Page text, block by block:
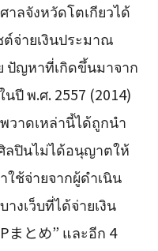
ลจังหวัดโตเกียวได้
จ่ายเงินประมาณ
ปัญหาที่เกิดขึ้นมาจาก
ปี พ.ศ. 2557 (2014)
วาดเหล่านี้ได้ถูกนำ
ลปินไม่ได้อนุญาตให้
ใช้จ่ายจากผู้ดำเนิน
งเว็บที่ได้จ่ายเงิน
まとめ” และอีก 4